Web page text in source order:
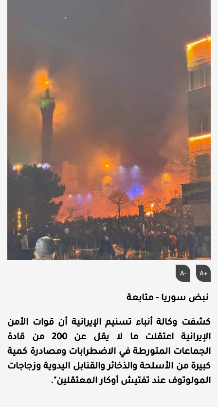
A+
A-
نبض سوريا - متابعة
كشفت وكالة أنباء تسنيم الإيرانية أن قوات الأمن
الإيرانية اعتقلت ما لا يقل عن 200 من قادة
الجماعات المتورطة في الاضطرابات ومصادرة كمية
كبيرة من الأسلحة والذخائر والقنابل اليدوية وزجاجات
المولوتوف عند تفتيش أوكار المعتقلين".